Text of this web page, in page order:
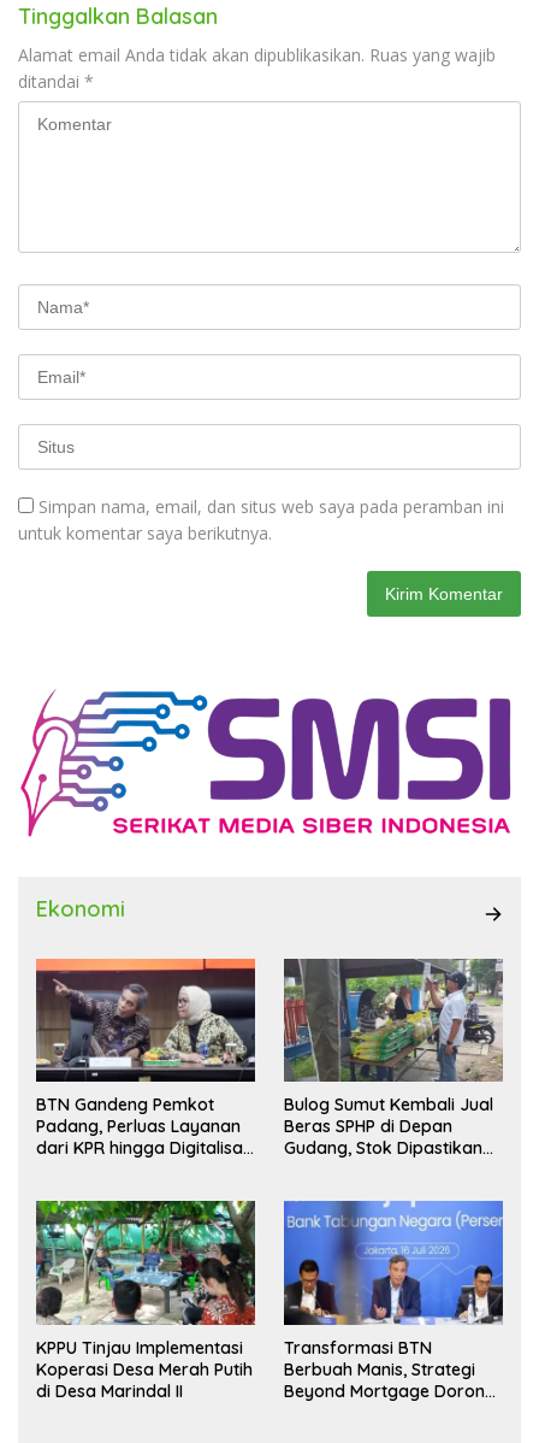
Tinggalkan Balasan
Alamat email Anda tidak akan dipublikasikan. Ruas yang wajib
ditandai *
Simpan nama, email, dan situs web saya pada peramban ini
untuk komentar saya berikutnya.
Ekonomi
BTN Gandeng Pemkot
Padang, Perluas Layanan
dari KPR hingga Digitalisasi
Bulog Sumut Kembali Jual
Beras SPHP di Depan
Gudang, Stok Dipastikan
KPPU Tinjau Implementasi
Koperasi Desa Merah Putih
di Desa Marindal II
Transformasi BTN
Berbuah Manis, Strategi
Beyond Mortgage Dorong